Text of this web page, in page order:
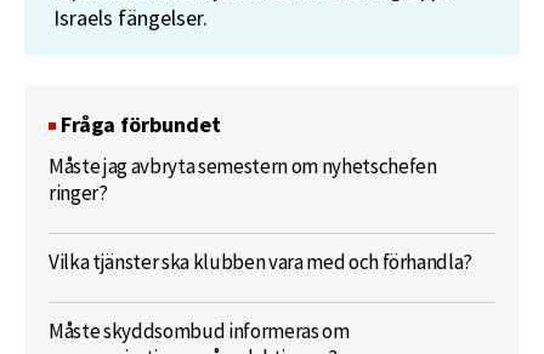
Israels fängelser.
Fråga förbundet
Måste jag avbryta semestern om nyhetschefen
ringer?
Vilka tjänster ska klubben vara med och förhandla?
Måste skyddsombud informeras om